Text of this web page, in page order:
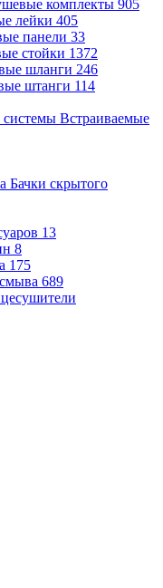
комплекты 905
лейки 405
панели 33
стойки 1372
шланги 246
штанги 114
Встраиваемые
Бачки скрытого
13
8
175
689